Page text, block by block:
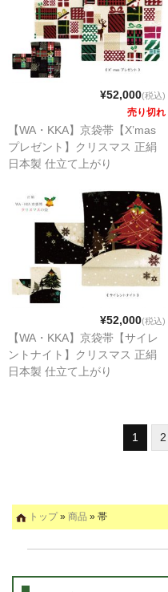
¥52,000(税込)
売り切れ
【WA・KKA】京袋帯【X’mas
プレゼント】クリスマス 正絹
日本製 仕立て上がり
¥52,000(税込)
【WA・KKA】京袋帯【サイレ
ントナイト】クリスマス 正絹
日本製 仕立て上がり
1 2
トップ» 商品 » 帯